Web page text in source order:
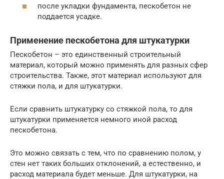
после укладки фундамента, пескобетон не
поддается усадке.
Применение пескобетона для штукатурки
Пескобетон – это единственный строительный
материал, который можно применять для разных сфер
строительства. Также, этот материал используют для
стяжки пола, и для штукатурки.
Если сравнить штукатурку со стяжкой пола, то для
штукатурки применяется немного иной расход
пескобетона.
Это можно связать с тем, что по сравнению полом, у
стен нет таких больших отклонений, а естественно, и
расход материала будет меньше. Для штукатурки, на